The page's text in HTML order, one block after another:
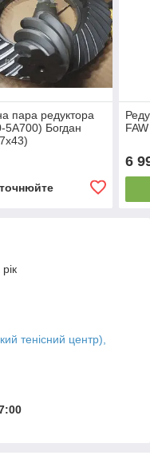
пара редуктора
5А700) Богдан
6
тенісний центр),